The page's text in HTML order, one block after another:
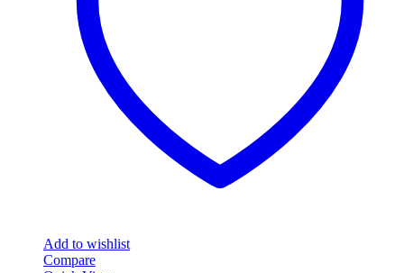
Add to wishlist
Compare